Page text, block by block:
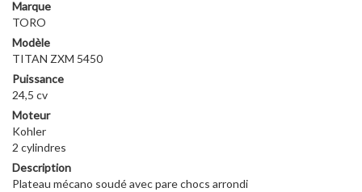
Marque
TORO
Modèle
TITAN ZXM 5450
Puissance
24,5 cv
Moteur
Kohler
2 cylindres
Description
Plateau mécano soudé avec pare chocs arrondi